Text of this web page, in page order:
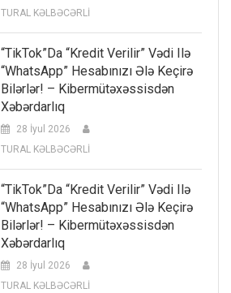
TURAL KƏLBƏCƏRLİ
“TikTok”da “kredit Verilir” Vədi Ilə
“WhatsApp” Hesabınızı Ələ Keçirə
Bilərlər! – Kibermütəxəssisdən
Xəbərdarlıq
28 İyul 2026
TURAL KƏLBƏCƏRLİ
“TikTok”da “kredit Verilir” Vədi Ilə
“WhatsApp” Hesabınızı Ələ Keçirə
Bilərlər! – Kibermütəxəssisdən
Xəbərdarlıq
28 İyul 2026
TURAL KƏLBƏCƏRLİ